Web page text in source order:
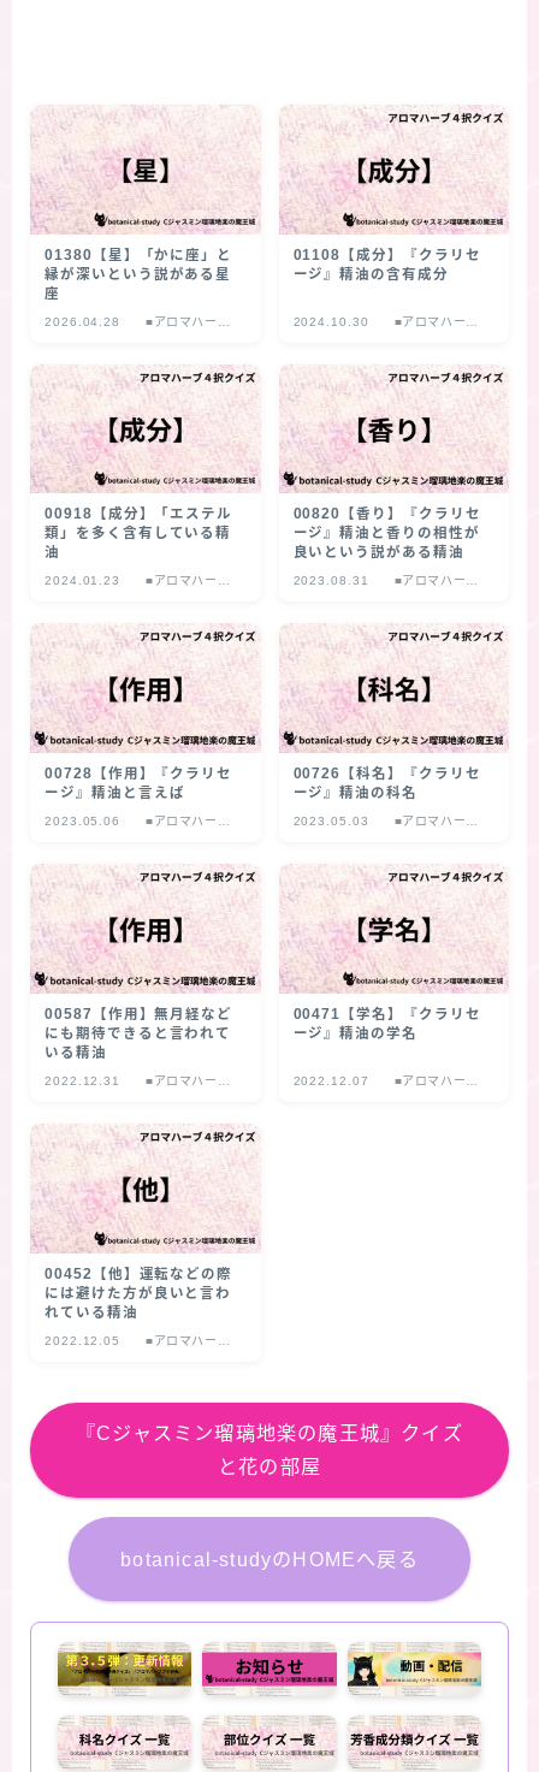
01380【星】「かに座」と
縁が深いという説がある星
座
2026.04.28
■アロマハーブ
01108【成分】『クラリセ
ージ』精油の含有成分
2024.10.30
■アロマハーブ
00918【成分】「エステル
類」を多く含有している精
油
2024.01.23
■アロマハーブ
00820【香り】『クラリセ
ージ』精油と香りの相性が
良いという説がある精油
2023.08.31
■アロマハーブ
00728【作用】『クラリセ
ージ』精油と言えば
2023.05.06
■アロマハーブ
00726【科名】『クラリセ
ージ』精油の科名
2023.05.03
■アロマハーブ
00587【作用】無月経など
にも期待できると言われて
いる精油
2022.12.31
■アロマハーブ
00471【学名】『クラリセ
ージ』精油の学名
2022.12.07
■アロマハーブ
00452【他】運転などの際
には避けた方が良いと言わ
れている精油
2022.12.05
■アロマハーブ
『Cジャスミン瑠璃地楽の魔王城』クイズ
と花の部屋
botanical-studyのHOMEへ戻る